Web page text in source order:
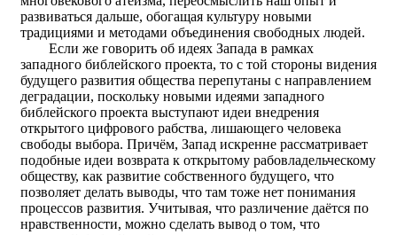
развиваться дальше, обогащая культуру новыми
традициями и методами объединения свободных людей.
Если же говорить об идеях Запада в рамках
западного библейского проекта, то с той стороны видения
будущего развития общества перепутаны с направлением
деградации, поскольку новыми идеями западного
библейского проекта выступают идеи внедрения
открытого цифрового рабства, лишающего человека
свободы выбора. Причём, Запад искренне рассматривает
подобные идеи возврата к открытому рабовладельческому
обществу, как развитие собственного будущего, что
позволяет делать выводы, что там тоже нет понимания
процессов развития. Учитывая, что различение даётся по
нравственности, можно сделать вывод о том, что